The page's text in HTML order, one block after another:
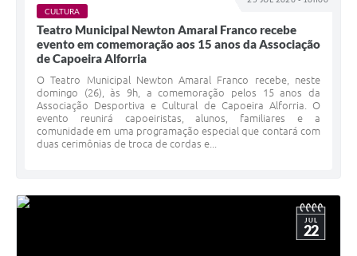
CULTURA
Teatro Municipal Newton Amaral Franco recebe
evento em comemoração aos 15 anos da Associação
de Capoeira Alforria
O Teatro Municipal Newton Amaral Franco recebe, neste
domingo (26), às 9h, a comemoração pelos 15 anos da
Associação Desportiva e Cultural de Capoeira Alforria. O
evento reunirá capoeiristas, alunos, familiares e a
comunidade em uma programação especial que contará com
duas cerimônias de troca de cordas e...
JUL
22